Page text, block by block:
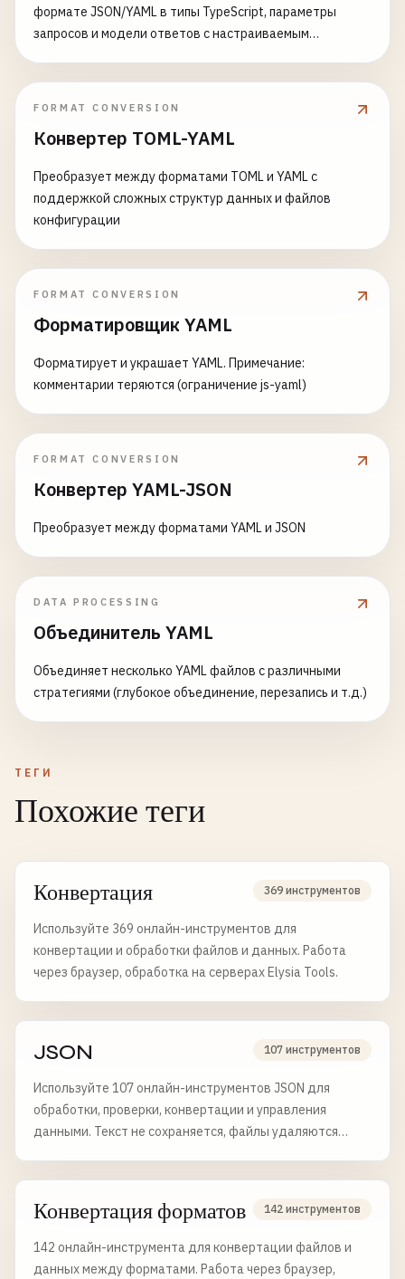
формате JSON/YAML в типы TypeScript, параметры
запросов и модели ответов с настраиваемым
FORMAT CONVERSION
Конвертер TOML-YAML
Преобразует между форматами TOML и YAML с
поддержкой сложных структур данных и файлов
конфигурации
FORMAT CONVERSION
Форматировщик YAML
Форматирует и украшает YAML. Примечание:
комментарии теряются (ограничение js-yaml)
FORMAT CONVERSION
Конвертер YAML-JSON
Преобразует между форматами YAML и JSON
DATA PROCESSING
Объединитель YAML
Объединяет несколько YAML файлов с различными
стратегиями (глубокое объединение, перезапись и т.д.)
ТЕГИ
Похожие теги
Конвертация 369 инструментов
Используйте 369 онлайн-инструментов для
конвертации и обработки файлов и данных. Работа
через браузер, обработка на серверах Elysia Tools.
JSON 107 инструментов
Используйте 107 онлайн-инструментов JSON для
обработки, проверки, конвертации и управления
данными. Текст не сохраняется, файлы удаляются
Конвертация форматов 142 инструментов
142 онлайн-инструмента для конвертации файлов и
данных между форматами. Работа через браузер,